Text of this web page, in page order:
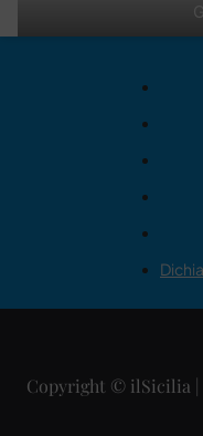
Copyright © ilSicilia |